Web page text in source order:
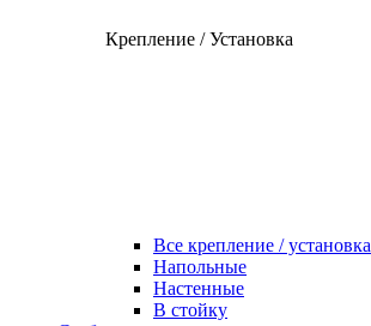
Крепление / Установка
Все крепление / установка
Напольные
Настенные
В стойку